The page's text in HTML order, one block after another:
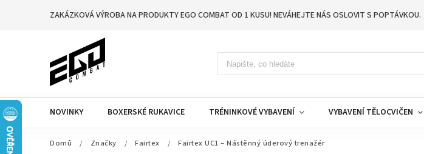
ZAKÁZKOVÁ VÝROBA NA PRODUKTY EGO COMBAT OD 1 KUSU! NEVÁHEJTE NÁS OSLOVIT S POPTÁVKOU.
NOVINKY BOXERSKÉ RUKAVICE TRÉNINKOVÉ VYBAVENÍ VYBAVENÍ TĚLOCVIČEN
Domů / Značky / Fairtex / Fairtex UC1 – Nástěnný úderový trenažér